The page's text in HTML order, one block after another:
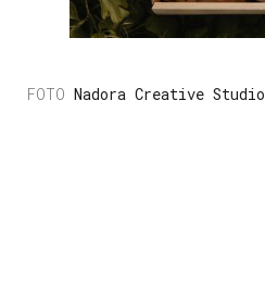
Nadora Creative Studio